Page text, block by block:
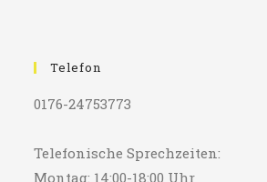
Telefon
0176-24753773
Telefonische Sprechzeiten:
Montag: 14:00-18:00 Uhr